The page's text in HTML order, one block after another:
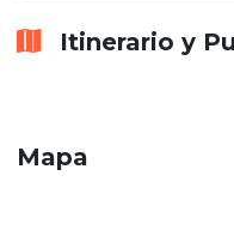
Itinerario y
Mapa